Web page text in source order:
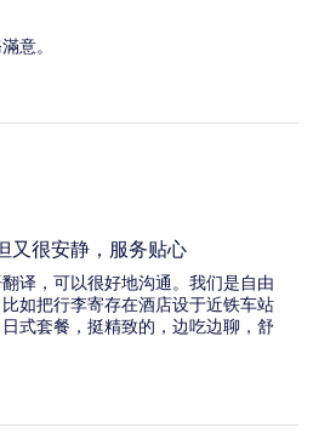
意。
又很安静，服务贴心
译，可以很好地沟通。我们是自由
如把行李寄存在酒店设于近铁车站
式套餐，挺精致的，边吃边聊，舒